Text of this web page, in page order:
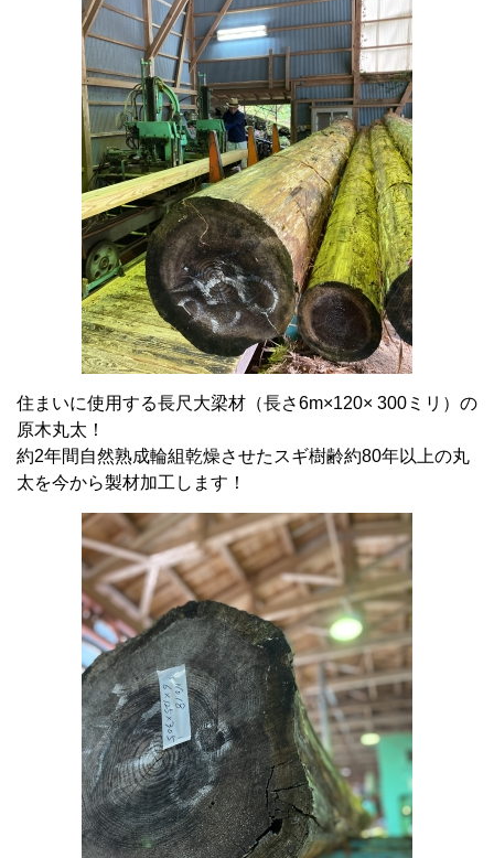
住まいに使用する長尺大梁材（長さ6m×120× 300ミリ）の
原木丸太！
約2年間自然熟成輪組乾燥させたスギ樹齢約80年以上の丸
太を今から製材加工します！